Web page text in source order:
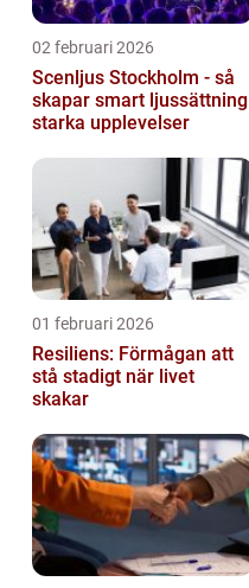
02 februari 2026
Scenljus Stockholm - så
skapar smart ljussättning
starka upplevelser
01 februari 2026
Resiliens: Förmågan att
stå stadigt när livet
skakar